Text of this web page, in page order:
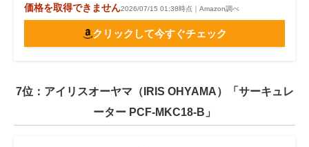
価格を取得できません2026/07/15 01:38時点｜Amazon調べ
クリックして今すぐチェック
7位：アイリスオーヤマ（IRIS OHYAMA）「サーキュレ
ーター PCF-MKC18-B」